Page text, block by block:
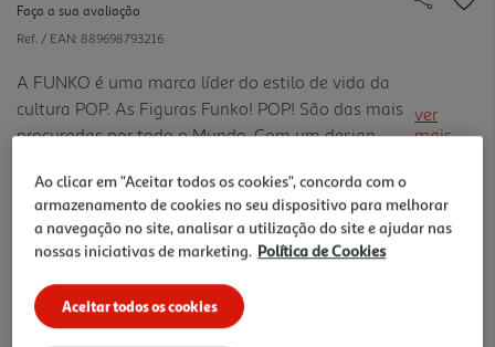
Faça a sua avaliação
Ref. / EAN: 889698793216
A FUNKO é uma marca líder do estilo de vida da
cultura POP. As Figuras Funko! POP! São das mais
procuradas por todo o Mundo. Com um design
qualquer canto; com alta qualidade de produção e
pintura, com detalhes per feitos; coleção
verdadeiramente intemporal para pequenos e
ver
mais
15,99 €
Notas de preparação
Ao clicar em "Aceitar todos os cookies", concorda com o
armazenamento de cookies no seu dispositivo para melhorar
a navegação no site, analisar a utilização do site e ajudar nas
nossas iniciativas de marketing. Política de Cookies
Aceitar todos os cookies